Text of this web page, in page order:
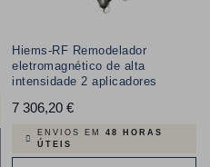
Hiems-RF Remodelador
eletromagnético de alta
intensidade 2 aplicadores
7 306,20 €Preço
ENVIOS EM 48 HORAS
ÚTEIS